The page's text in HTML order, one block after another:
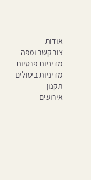
אודות
צור קשר ומפה
מדיניות פרטיות
מדיניות ביטולים
תקנון
אירועים